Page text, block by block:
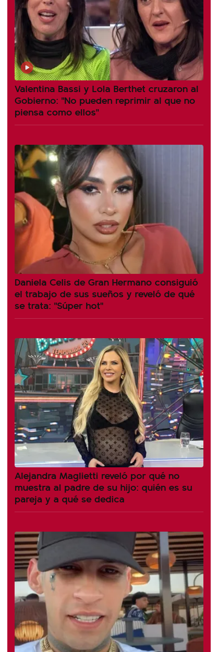
Valentina Bassi y Lola Berthet cruzaron al
Gobierno: "No pueden reprimir al que no
piensa como ellos"
Daniela Celis de Gran Hermano consiguió
el trabajo de sus sueños y reveló de qué
se trata: "Súper hot"
Alejandra Maglietti reveló por qué no
muestra al padre de su hijo: quién es su
pareja y a qué se dedica